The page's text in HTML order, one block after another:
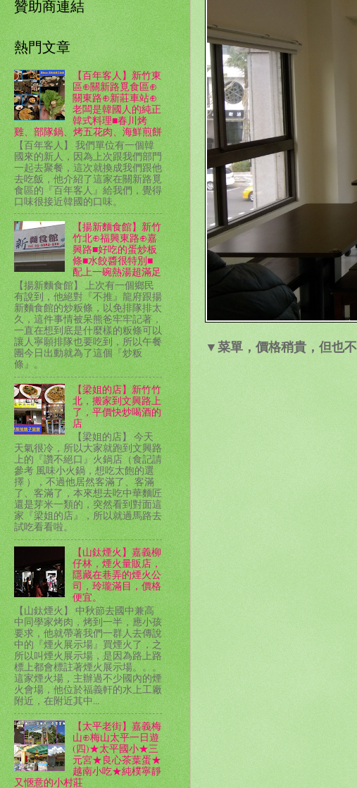
▼菜單，價格稍貴，但也
贊助商連結
熱門文章
【百年客人】新竹東
區⊕關新路覓食區⊕
關東路⊕新莊車站⊕
老闆是韓國人的純正
韓式料理■春川烤
雞、部隊鍋、烤五花肉、海鮮煎餅
【百年客人】 我們單位有一個韓
國來的新人，因為上次跟我們部門
一起去聚餐，這次就換成我們跟他
去吃飯，他介紹了這家在關新路覓
食區的『百年客人』給我們，覺得
口味很接近韓國的口味。
【揚新麵食館】新竹
竹北⊕福興東路⊕嘉
興路■好吃的蛋炒板
條■水餃醬很特別■
配上一碗熱湯超滿足
【揚新麵食館】 上次有一個鄉民
有說到，他絕對『不推』龍府跟揚
新麵食館的炒粄條，以免排隊排太
久，這件事情被呆熊爸牢牢記著，
一直在想到底是什麼樣的粄條可以
讓人寧願排隊也要吃到，所以午餐
團今日出動就為了這個『炒粄
條』。
【梁姐的店】新竹竹
北，搬家到文興路上
了，平價快炒喝酒的
店
【梁姐的店】 今天
天氣很冷，所以大家就跑到文興路
上的『讚不絕口』火鍋店（食記請
參考 風味小火鍋，想吃太飽的選
擇 ），不過他居然客滿了、客滿
了、客滿了，本來想去吃中華麵匠
還是芽米一類的，突然看到對面這
家『梁姐的店』，所以就過馬路去
試吃看看啦。
【山鈦煙火】嘉義柳
仔林，煙火量販店，
隱藏在巷弄的煙火公
司，玲瓏滿目，價格
便宜。
【山鈦煙火】 中秋節去國中兼高
中同學家烤肉，烤到一半，應小孩
要求，他就帶著我們一群人去傳說
中的『煙火展示場』買煙火了，之
所以叫煙火展示場，是因為路上路
標上都會標註著煙火展示場。。。
這家煙火場，主辦過不少國內的煙
火會場，他位於福義軒的水上工廠
附近，在附近其中...
【太平老街】嘉義梅
山⊕梅山太平一日遊
(四)★太平國小★三
元宮★良心茶葉蛋★
越南小吃★純樸寧靜
又愜意的小村莊